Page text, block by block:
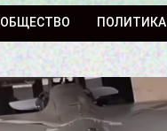
ОБЩЕСТВО ПОЛИТИКА